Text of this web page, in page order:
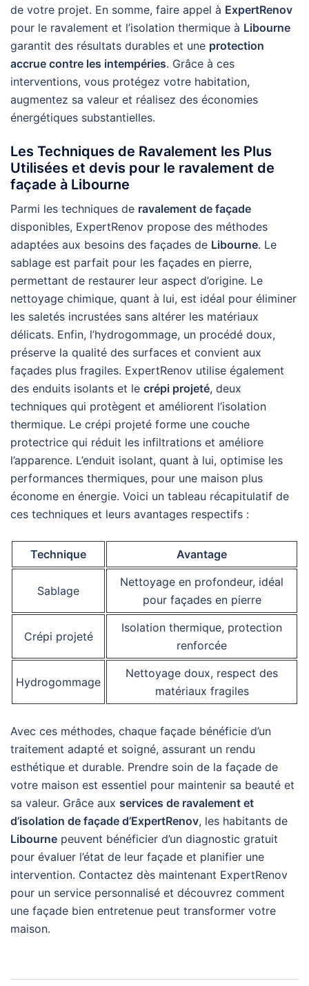
de votre projet. En somme, faire appel à ExpertRenov
pour le ravalement et l’isolation thermique à Libourne
garantit des résultats durables et une protection
accrue contre les intempéries. Grâce à ces
interventions, vous protégez votre habitation,
augmentez sa valeur et réalisez des économies
énergétiques substantielles.
Les Techniques de Ravalement les Plus
Utilisées et devis pour le ravalement de
façade à Libourne
Parmi les techniques de ravalement de façade
disponibles, ExpertRenov propose des méthodes
adaptées aux besoins des façades de Libourne. Le
sablage est parfait pour les façades en pierre,
permettant de restaurer leur aspect d’origine. Le
nettoyage chimique, quant à lui, est idéal pour éliminer
les saletés incrustées sans altérer les matériaux
délicats. Enfin, l’hydrogommage, un procédé doux,
préserve la qualité des surfaces et convient aux
façades plus fragiles. ExpertRenov utilise également
des enduits isolants et le crépi projeté, deux
techniques qui protègent et améliorent l’isolation
thermique. Le crépi projeté forme une couche
protectrice qui réduit les infiltrations et améliore
l’apparence. L’enduit isolant, quant à lui, optimise les
performances thermiques, pour une maison plus
économe en énergie. Voici un tableau récapitulatif de
ces techniques et leurs avantages respectifs :
Technique Avantage
Sablage
Nettoyage en profondeur, idéal
pour façades en pierre
Crépi projeté
Isolation thermique, protection
renforcée
Hydrogommage
Nettoyage doux, respect des
matériaux fragiles
Avec ces méthodes, chaque façade bénéficie d’un
traitement adapté et soigné, assurant un rendu
esthétique et durable. Prendre soin de la façade de
votre maison est essentiel pour maintenir sa beauté et
sa valeur. Grâce aux services de ravalement et
d’isolation de façade d’ExpertRenov, les habitants de
Libourne peuvent bénéficier d’un diagnostic gratuit
pour évaluer l’état de leur façade et planifier une
intervention. Contactez dès maintenant ExpertRenov
pour un service personnalisé et découvrez comment
une façade bien entretenue peut transformer votre
maison.